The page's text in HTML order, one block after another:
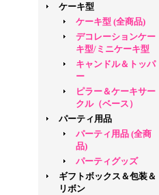
ケーキ型
ケーキ型 (全商品)
デコレーションケー
キ型/ミニケーキ型
キャンドル＆トッパ
ー
ピラー＆ケーキサー
クル（ベース）
パーティ用品
パーティ用品 (全商
品)
パーティグッズ
ギフトボックス＆包装＆
リボン